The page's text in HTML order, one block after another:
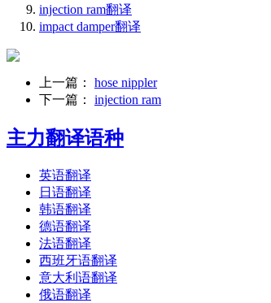
injection ram翻译
impact damper翻译
上一篇： hose nippler
下一篇： injection ram
主力翻译语种
英语翻译
日语翻译
韩语翻译
德语翻译
法语翻译
西班牙语翻译
意大利语翻译
俄语翻译